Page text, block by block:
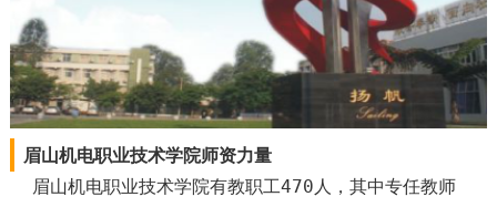
眉山机电职业技术学院师资力量
眉山机电职业技术学院有教职工470人，其中专任教师